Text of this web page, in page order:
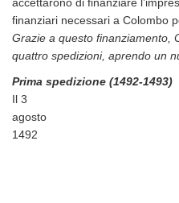
accettarono di finanziare
finanziari necessari a Colombo
Grazie a questo finanziamento,
quattro spedizioni, aprendo un
Prima spedizione (1492-1493)
Il 3
agosto
1492